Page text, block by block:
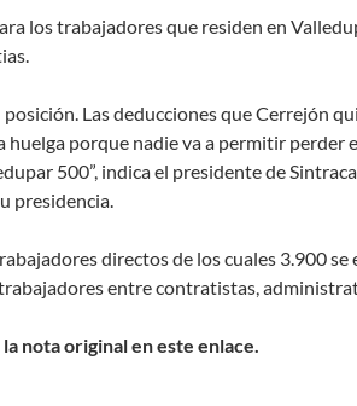
los trabajadores que residen en
Las deducciones que Cerrejón
porque nadie va a permitir perder
500”, indica el presidente de
presidencia.
directos de los cuales 3.900
entre contratistas,
nota original en este enlace.